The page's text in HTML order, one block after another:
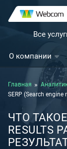
Все
О компании
Главная
SERP (Search
ЧТО ТАКОЕ
RESULTS